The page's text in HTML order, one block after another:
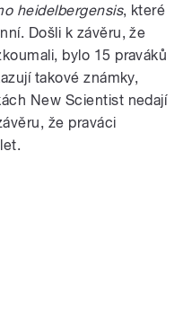
heidelbergensis, které
Došli k závěru, že
bylo 15 praváků
takové známky,
New Scientist nedají
že praváci